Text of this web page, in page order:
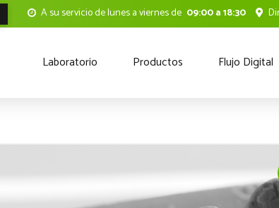
A su servicio de lunes a viernes de 09:00 a 18:30
Laboratorio Productos Flujo Digital